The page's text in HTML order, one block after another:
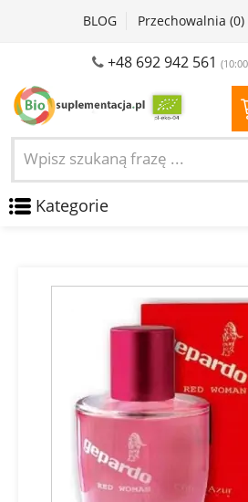
BLOG Przechowalnia (0)
+48 692 942 561
Kategorie